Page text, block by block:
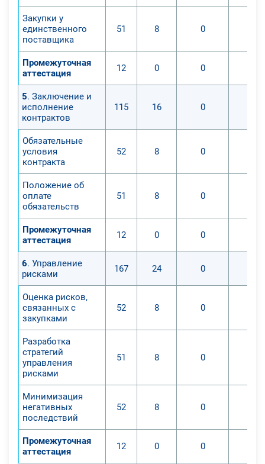
Закупки у
единственного
поставщика
51 8 0
Промежуточная
аттестация
12 0 0
5. Заключение и
исполнение
контрактов
115 16 0
Обязательные
условия
контракта
52 8 0
Положение об
оплате
обязательств
51 8 0
Промежуточная
аттестация
12 0 0
6. Управление
рисками
167 24 0
Оценка рисков,
связанных с
закупками
52 8 0
Разработка
стратегий
управления
рисками
51 8 0
Минимизация
негативных
последствий
52 8 0
Промежуточная
аттестация
12 0 0